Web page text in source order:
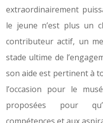
extraordinairement
le jeune n’est plus un
contributeur actif, un
stade ultime de
son aide est pertinent à
l’occasion pour le
proposées pour